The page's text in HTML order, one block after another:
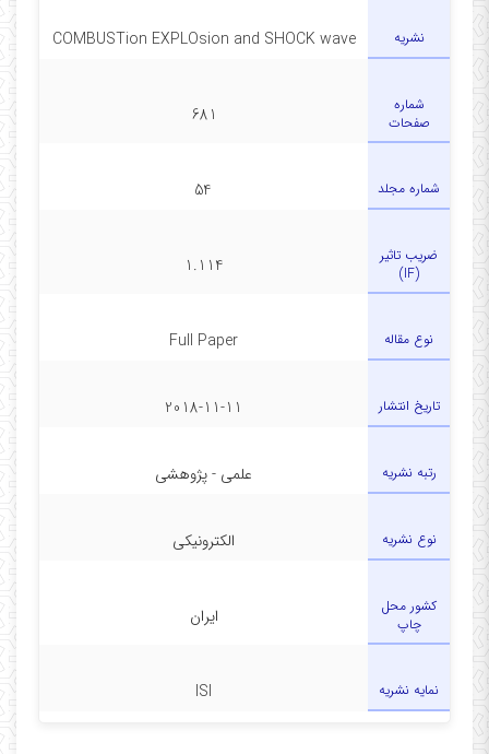
نشریه COMBUSTion EXPLOsion and SHOCK wave
شماره
صفحات
681
شماره مجلد 54
ضریب تاثیر
(IF)
1.114
نوع مقاله Full Paper
تاریخ انتشار 2018-11-11
رتبه نشریه علمی - پژوهشی
نوع نشریه الکترونیکی
کشور محل
چاپ
ایران
نمایه نشریه ISI